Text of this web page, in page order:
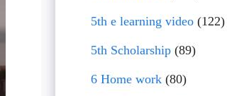
5th e learning video(122)
5th Scholarship(89)
6 Home work(80)